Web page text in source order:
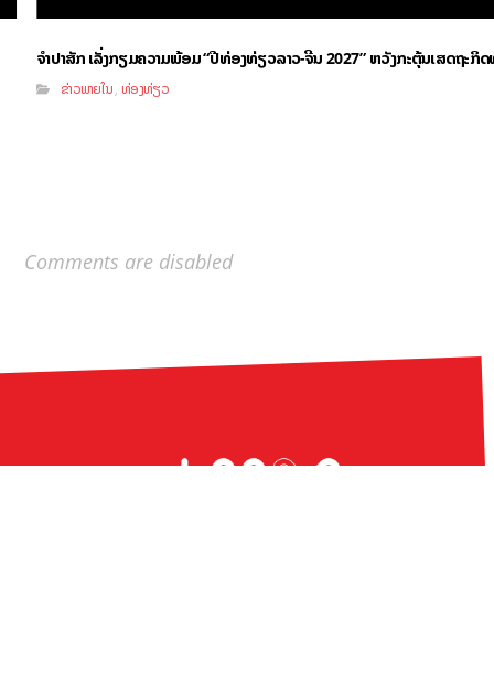
ຈຳປາສັກ ເລັ່ງກຽມຄວາມພ້ອມ “ປີທ່ອງທ່ຽວລາວ-ຈີນ 2027” ຫວັງກະຕຸ້ນເສດຖະກິ
ຂ່າວພາຍໃນ,ທ່ອງທ່ຽວ
Comments are disabled